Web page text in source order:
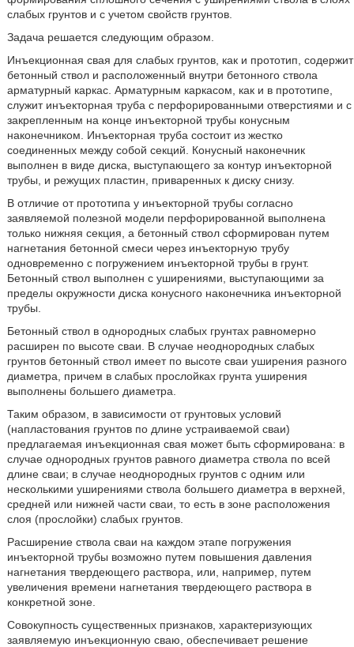
слабых грунтов и с учетом свойств грунтов.
Задача решается следующим образом.
Инъекционная свая для слабых грунтов, как и прототип, содержит
бетонный ствол и расположенный внутри бетонного ствола
арматурный каркас. Арматурным каркасом, как и в прототипе,
служит инъекторная труба с перфорированными отверстиями и с
закрепленным на конце инъекторной трубы конусным
наконечником. Инъекторная труба состоит из жестко
соединенных между собой секций. Конусный наконечник
выполнен в виде диска, выступающего за контур инъекторной
трубы, и режущих пластин, приваренных к диску снизу.
В отличие от прототипа у инъекторной трубы согласно
заявляемой полезной модели перфорированной выполнена
только нижняя секция, а бетонный ствол сформирован путем
нагнетания бетонной смеси через инъекторную трубу
одновременно с погружением инъекторной трубы в грунт.
Бетонный ствол выполнен с уширениями, выступающими за
пределы окружности диска конусного наконечника инъекторной
трубы.
Бетонный ствол в однородных слабых грунтах равномерно
расширен по высоте сваи. В случае неоднородных слабых
грунтов бетонный ствол имеет по высоте сваи уширения разного
диаметра, причем в слабых прослойках грунта уширения
выполнены большего диаметра.
Таким образом, в зависимости от грунтовых условий
(напластования грунтов по длине устраиваемой сваи)
предлагаемая инъекционная свая может быть сформирована: в
случае однородных грунтов равного диаметра ствола по всей
длине сваи; в случае неоднородных грунтов с одним или
несколькими уширениями ствола большего диаметра в верхней,
средней или нижней части сваи, то есть в зоне расположения
слоя (прослойки) слабых грунтов.
Расширение ствола сваи на каждом этапе погружения
инъекторной трубы возможно путем повышения давления
нагнетания твердеющего раствора, или, например, путем
увеличения времени нагнетания твердеющего раствора в
конкретной зоне.
Совокупность существенных признаков, характеризующих
заявляемую инъекционную сваю, обеспечивает решение